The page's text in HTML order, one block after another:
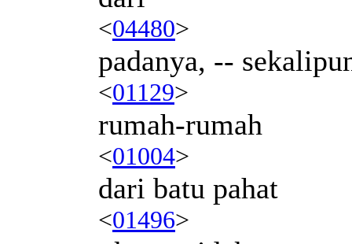
<04480>
padanya, --
<01129>
rumah-rumah
<01004>
dari batu pahat
<01496>